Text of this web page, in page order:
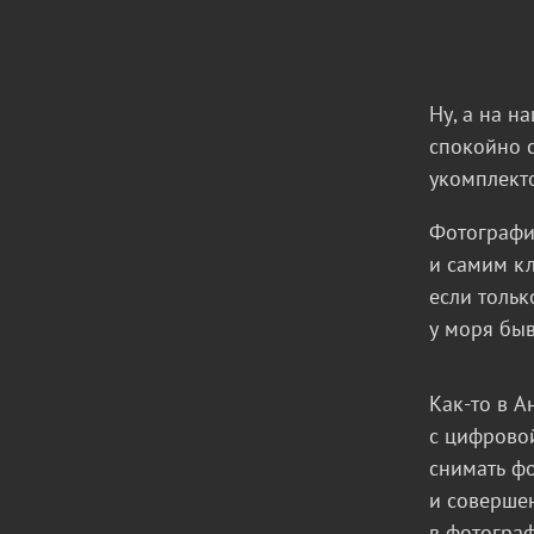
Ну, а на
спокойно
и самим
если
у моря
Как-то в
с
снимать
и